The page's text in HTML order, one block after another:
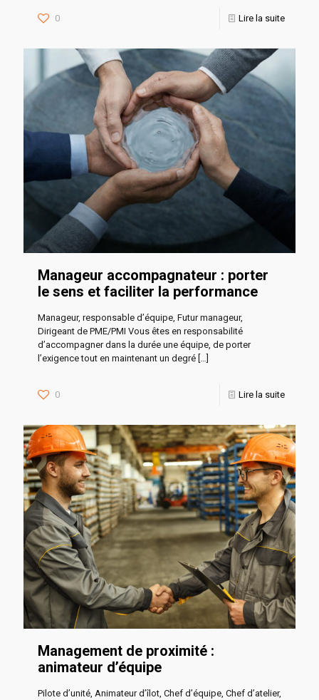
0 Lire la suite
Manageur accompagnateur : porter
le sens et faciliter la performance
Manageur, responsable d’équipe, Futur manageur,
Dirigeant de PME/PMI Vous êtes en responsabilité
d’accompagner dans la durée une équipe, de porter
l’exigence tout en maintenant un degré […]
0 Lire la suite
Management de proximité :
animateur d’équipe
Pilote d’unité, Animateur d’îlot, Chef d’équipe, Chef d’atelier,